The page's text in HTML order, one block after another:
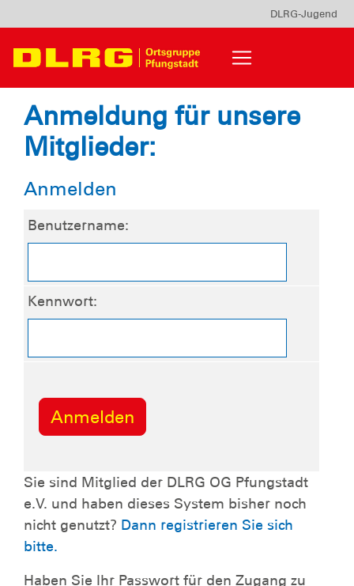
DLRG-Jugend
Anmeldung für unsere
Mitglieder:
Anmelden
Benutzername:
Kennwort:
Sie sind Mitglied der DLRG OG Pfungstadt
e.V. und haben dieses System bisher noch
nicht genutzt? Dann registrieren Sie sich
bitte.
Haben Sie Ihr Passwort für den Zugang zu